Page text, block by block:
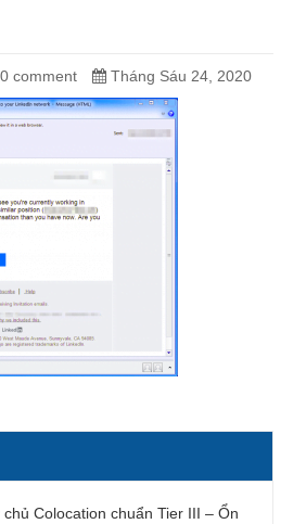
0 comment Tháng Sáu 24, 2020
Colocation chuẩn Tier III – Ổn